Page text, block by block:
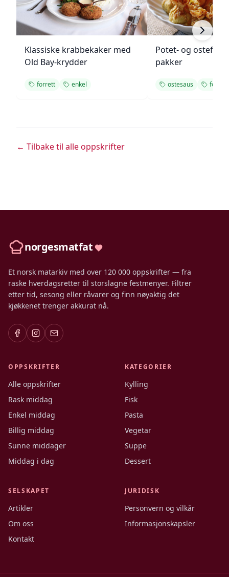
Klassiske krabbekaker med
Old Bay-krydder
forrett enkel
Potet- og
pakker
ostesaus forrett
← Tilbake til alle oppskrifter
norgesmatfat
Et norsk matarkiv med over 120 000 oppskrifter — fra
raske hverdagsretter til storslagne festmenyer. Filtrer
etter tid, sesong eller råvarer og finn nøyaktig det
kjøkkenet trenger akkurat nå.
OPPSKRIFTER
Alle oppskrifter
Rask middag
Enkel middag
Billig middag
Sunne middager
Middag i dag
KATEGORIER
Kylling
Fisk
Pasta
Vegetar
Suppe
Dessert
SELSKAPET
Artikler
Om oss
Kontakt
JURIDISK
Personvern og vilkår
Informasjonskapsler